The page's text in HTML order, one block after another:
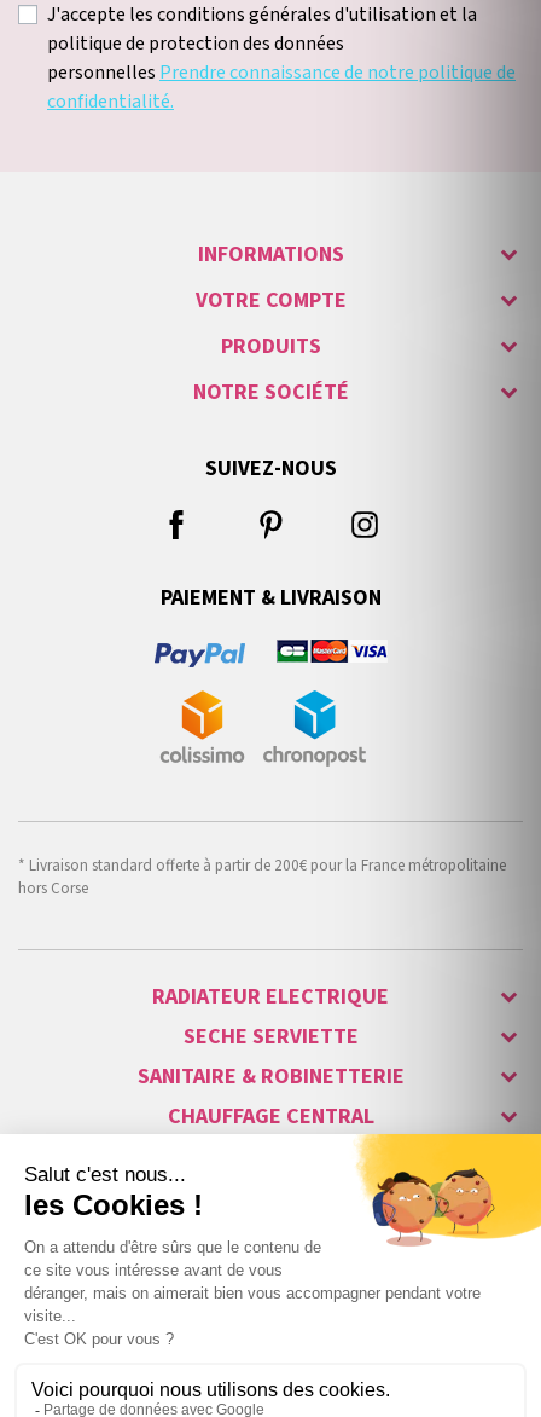
J'accepte les conditions générales d'utilisation et la
politique de protection des données
personnelles Prendre connaissance de notre politique de
confidentialité.
INFORMATIONS
VOTRE COMPTE
PRODUITS
NOTRE SOCIÉTÉ
SUIVEZ-NOUS
PAIEMENT & LIVRAISON
* Livraison standard offerte à partir de 200€ pour la France métropolitaine
hors Corse
RADIATEUR ELECTRIQUE
SECHE SERVIETTE
SANITAIRE & ROBINETTERIE
CHAUFFAGE CENTRAL
ALARME & SÉCURITÉ
MAISON CONNECTÉE
VISIOPHONE & INTERPHONE
LUMINAIRES & ECLAIRAGE